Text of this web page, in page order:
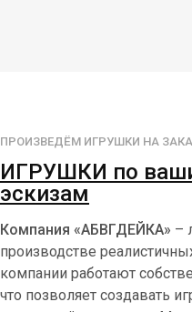
ПРОИЗВЕДЁМ ИГРУШКИ НА
ИГРУШКИ по
эскизам
Компания «АБВГДЕЙКА» –
производстве
компании работают
что позволяет создавать